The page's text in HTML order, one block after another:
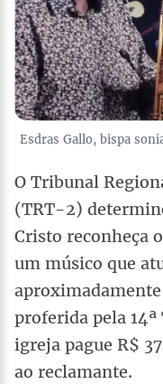
Esdras Gallo, bispa
O Tribunal
(TRT-2)
Cristo reconheça
um músico que
aproximadamente
proferida pela 14ª
igreja pague R$
ao reclamante.